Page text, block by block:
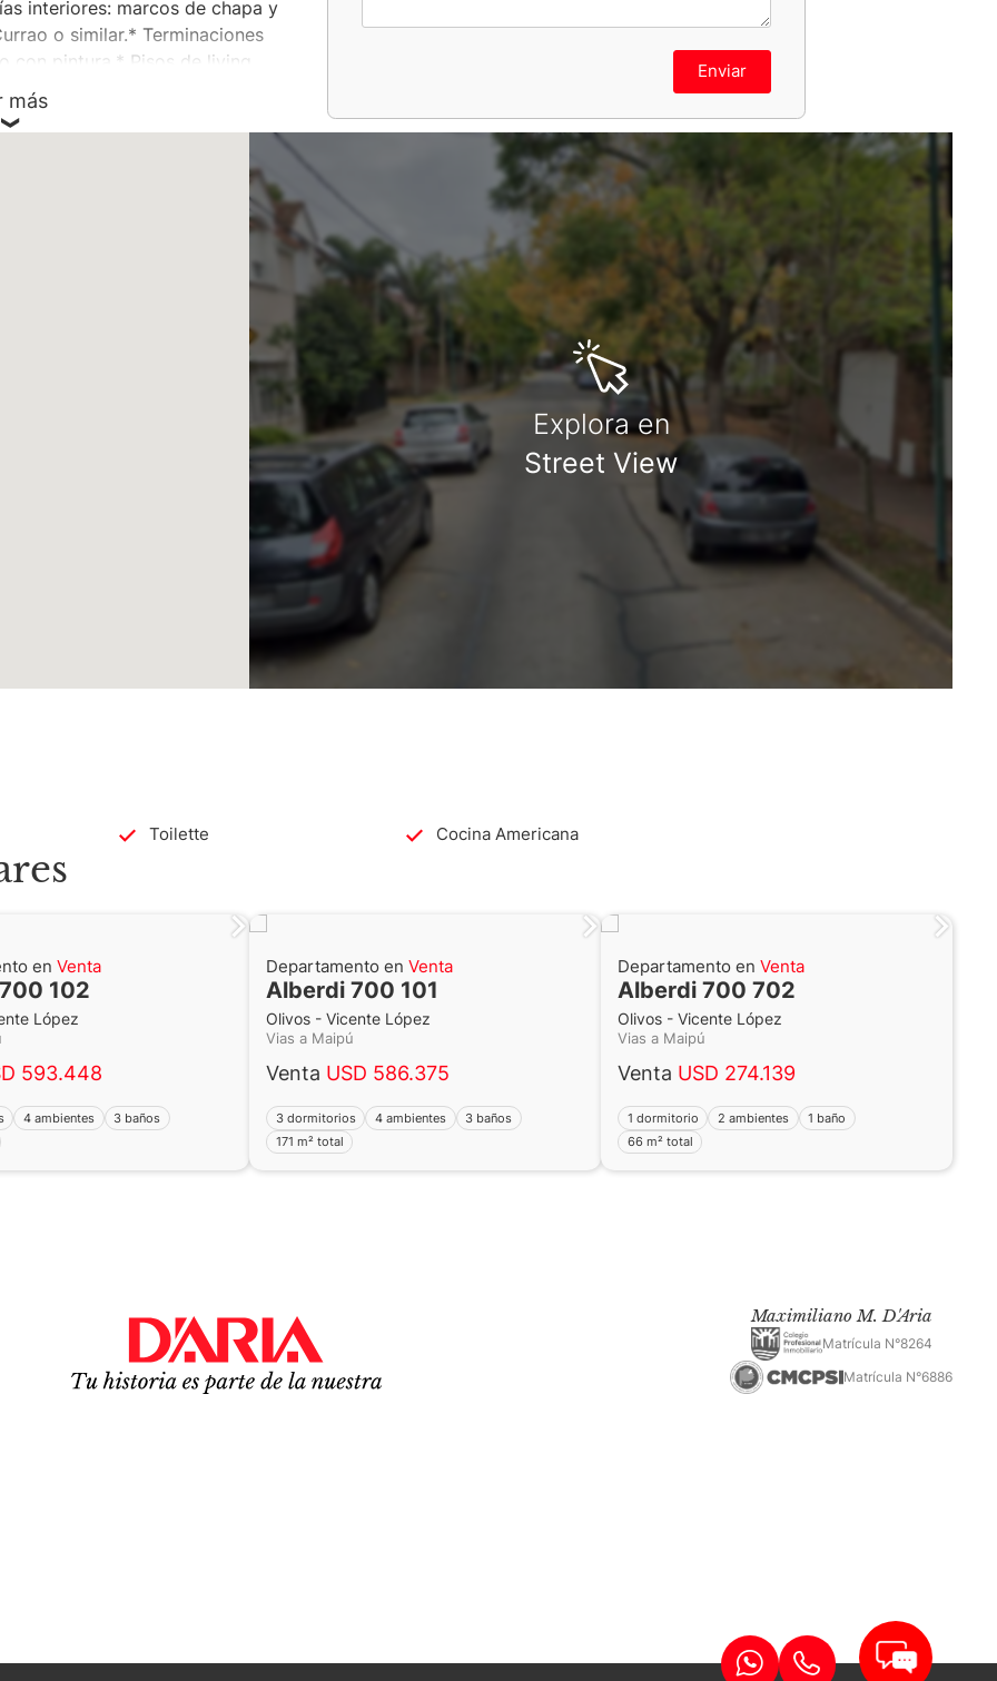
interiores: marcos de chapa y
o similar.* Terminaciones
con pintura.* Pisos de living
SPC simil madera de alta
y zócalos de MDF recubiertos con
Pisos y revestimientos de baños:
Pisos y revestimientos de
de primera calidad o SPC simil
porcelanato rectificado de
de terrazas y balcones: marmetas
de primera calidad.* Placards en
o vestidor. No se incluyen
de cocina: se incluyen muebles
Mesadas de cocina: se incluyen en
similar, y pileta de cocina de acero
se incluyen horno eléctrico
o similar.* Campana con
en el mueble de alacena.*
inodoro y bidet marca Piazza línea
en mesada de mármol o Silestone
monocomando marca FV, Roca o
frío calor (equipos no incluidos).*
de bajo consumo con termostatos
Agua caliente central del edificio
y bauleras NO incluidas en este
de Bs. As.
más
Enviar
Explora en
Street View
Toilette Cocina Americana
en Venta
102
López
593.448
4 ambientes
3 baños
Departamento en Venta
Alberdi 700 101
Olivos - Vicente López
Vias a Maipú
Venta USD 586.375
3 dormitorios 4 ambientes
3 baños
171 m² total
Departamento en Venta
Alberdi 700 702
Olivos - Vicente López
Vias a Maipú
Venta USD 274.139
1 dormitorio 2 ambientes
1 baño
66 m² total
Maximiliano M. D'Aria
Matrícula N°8264
Matrícula N°6886